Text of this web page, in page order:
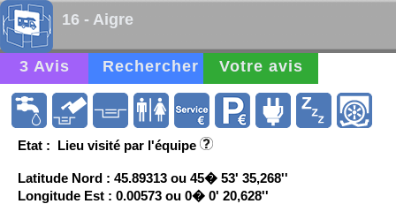
16 - Aigre
3 Avis Rechercher Votre avis
Etat : Lieu visité par l'équipe
Latitude Nord : 45.89313 ou 45� 53' 35,268''
Longitude Est : 0.00573 ou 0� 0' 20,628''